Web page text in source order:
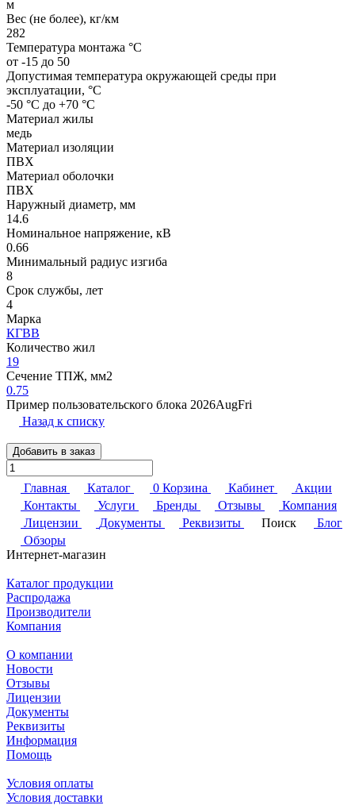
м
Вес (не более), кг/км
282
Температура монтажа °C
от -15 до 50
Допустимая температура окружающей среды при
эксплуатации, °C
-50 °С до +70 °С
Материал жилы
медь
Материал изоляции
ПВХ
Материал оболочки
ПВХ
Наружный диаметр, мм
14.6
Номинальное напряжение, кВ
0.66
Минимальный радиус изгиба
8
Срок службы, лет
4
Марка
КГВВ
Количество жил
19
Сечение ТПЖ, мм2
0.75
Пример пользовательского блока 2026AugFri
Назад к списку
Добавить в заказ
Главная Каталог 0 Корзина Кабинет
Акции
Контакты
Услуги Бренды Отзывы
Компания
Лицензии
Документы Реквизиты Поиск
Блог
Обзоры
Интернет-магазин
Каталог продукции
Распродажа
Производители
Компания
О компании
Новости
Отзывы
Лицензии
Документы
Реквизиты
Информация
Помощь
Условия оплаты
Условия доставки